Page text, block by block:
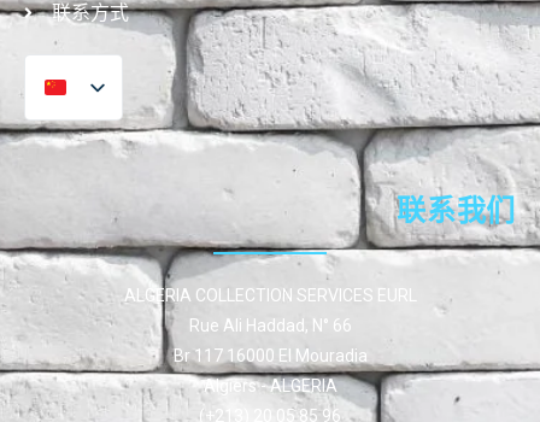
联系方式
联系我们
ALGERIA COLLECTION SERVICES EURL
Rue Ali Haddad, N° 66
Br 117 16000 El Mouradia
Algiers - ALGERIA
(+213) 20 05 85 96